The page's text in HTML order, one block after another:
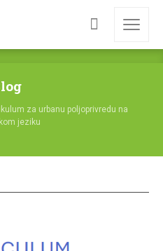
za urbanu poljoprivredu na
jeziku